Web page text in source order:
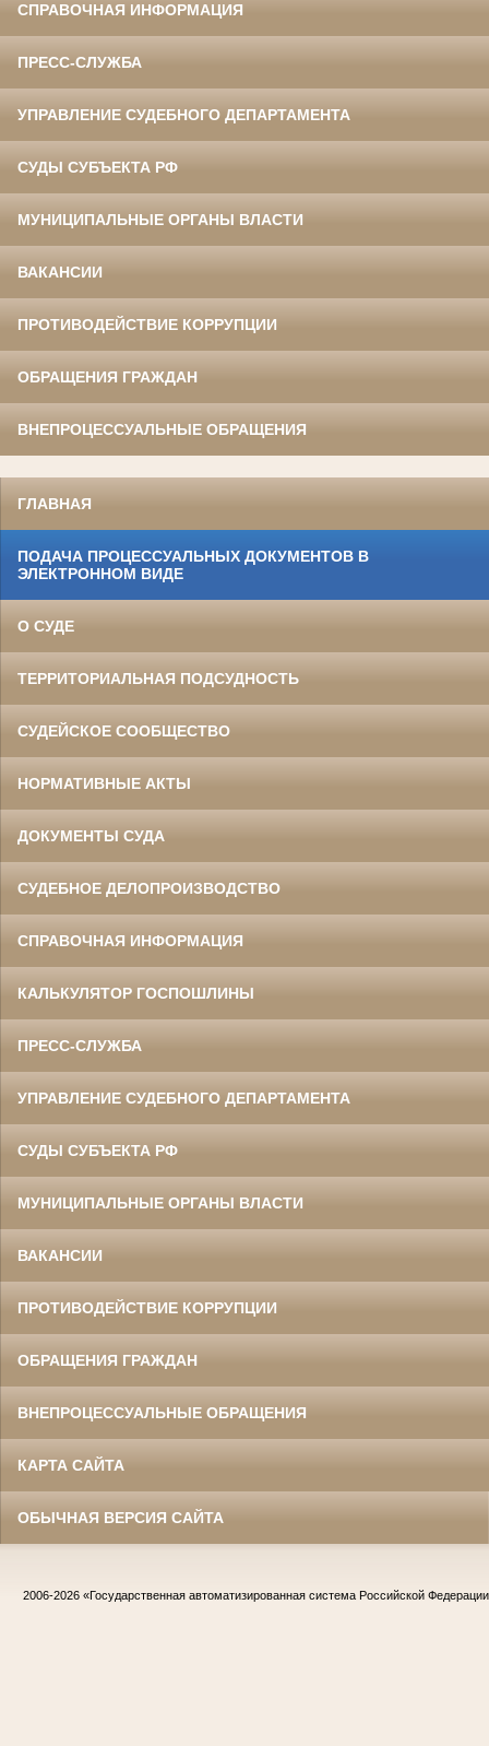
СПРАВОЧНАЯ ИНФОРМАЦИЯ
ПРЕСС-СЛУЖБА
УПРАВЛЕНИЕ СУДЕБНОГО ДЕПАРТАМЕНТА
СУДЫ СУБЪЕКТА РФ
МУНИЦИПАЛЬНЫЕ ОРГАНЫ ВЛАСТИ
ВАКАНСИИ
ПРОТИВОДЕЙСТВИЕ КОРРУПЦИИ
ОБРАЩЕНИЯ ГРАЖДАН
ВНЕПРОЦЕССУАЛЬНЫЕ ОБРАЩЕНИЯ
ГЛАВНАЯ
ПОДАЧА ПРОЦЕССУАЛЬНЫХ ДОКУМЕНТОВ В
ЭЛЕКТРОННОМ ВИДЕ
О СУДЕ
ТЕРРИТОРИАЛЬНАЯ ПОДСУДНОСТЬ
СУДЕЙСКОЕ СООБЩЕСТВО
НОРМАТИВНЫЕ АКТЫ
ДОКУМЕНТЫ СУДА
СУДЕБНОЕ ДЕЛОПРОИЗВОДСТВО
СПРАВОЧНАЯ ИНФОРМАЦИЯ
КАЛЬКУЛЯТОР ГОСПОШЛИНЫ
ПРЕСС-СЛУЖБА
УПРАВЛЕНИЕ СУДЕБНОГО ДЕПАРТАМЕНТА
СУДЫ СУБЪЕКТА РФ
МУНИЦИПАЛЬНЫЕ ОРГАНЫ ВЛАСТИ
ВАКАНСИИ
ПРОТИВОДЕЙСТВИЕ КОРРУПЦИИ
ОБРАЩЕНИЯ ГРАЖДАН
ВНЕПРОЦЕССУАЛЬНЫЕ ОБРАЩЕНИЯ
КАРТА САЙТА
ОБЫЧНАЯ ВЕРСИЯ САЙТА
2006-2026 «Государственная автоматизированная система Российской